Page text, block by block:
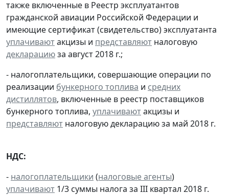
также включенные в Реестр эксплуатантов
гражданской авиации Российской Федерации и
имеющие сертификат (свидетельство) эксплуатанта
уплачиваютакцизы и представляют налоговую
декларациюза август 2018 г.;
- налогоплательщики, совершающие операции по
реализации бункерного топлива и средних
дистиллятов, включенные в реестр поставщиков
бункерного топлива, уплачиваютакцизы и
представляют налоговую декларацию за май 2018 г.
НДС:
- налогоплательщики (налоговые агенты)
уплачивают 1/3 суммы налога за III квартал 2018 г.